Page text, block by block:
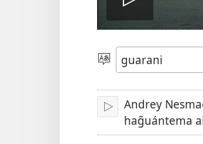
pe
vidéo
Eiporavo
peteĩ
idióma
Erreprodusi
Andrey
hag̃uántema